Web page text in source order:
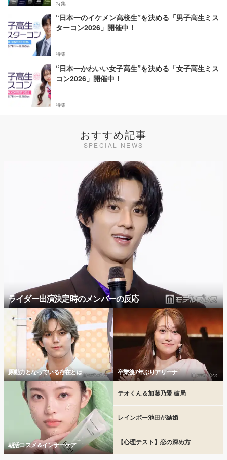
特集
“日本一のイケメン高校生”を決める「男子高生ミス
ターコン2026」開催中！
特集
“日本一かわいい女子高生”を決める「女子高生ミス
コン2026」開催中！
特集
おすすめ記事
SPECIAL NEWS
ライダー出演決定時のメンバーの反応
原動力となっている存在とは 卒業後7年ぶりアリーナ
朝活コスメ＆インナーケア
テオくん＆加藤乃愛 破局
レインボー池田が結婚
【心理テスト】恋の深め方